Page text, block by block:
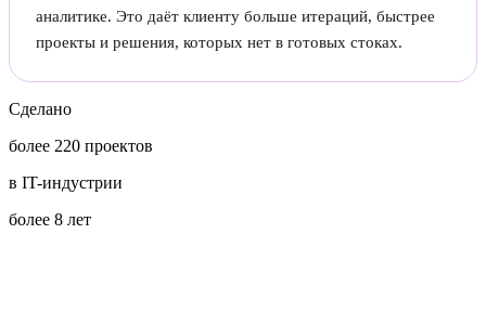
аналитике. Это даёт клиенту больше итераций, быстрее
проекты и решения, которых нет в готовых стоках.
Сделано
более 220 проектов
в IT-индустрии
более 8 лет